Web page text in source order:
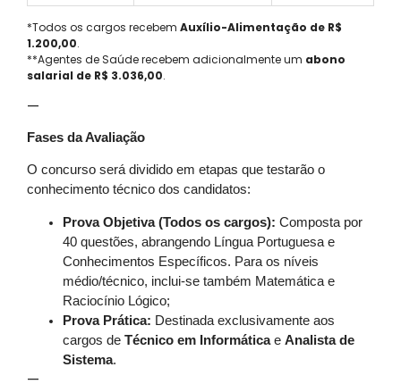
*Todos os cargos recebem Auxílio-Alimentação de R$
1.200,00.
**Agentes de Saúde recebem adicionalmente um abono
salarial de R$ 3.036,00.
—
Fases da Avaliação
O concurso será dividido em etapas que testarão o
conhecimento técnico dos candidatos:
Prova Objetiva (Todos os cargos): Composta por
40 questões, abrangendo Língua Portuguesa e
Conhecimentos Específicos. Para os níveis
médio/técnico, inclui-se também Matemática e
Raciocínio Lógico;
Prova Prática: Destinada exclusivamente aos
cargos de Técnico em Informáticae Analista de
Sistema.
—